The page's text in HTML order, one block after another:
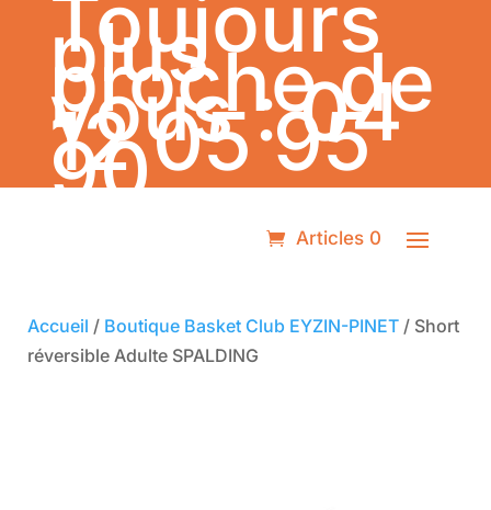
Toujours
plus
proche de
vous :04
12 05 95
90
Articles 0
Accueil / Boutique Basket Club EYZIN-PINET / Short
réversible Adulte SPALDING